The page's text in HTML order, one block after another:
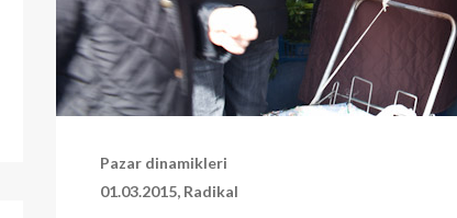
Pazar dinamikleri
01.03.2015, Radikal